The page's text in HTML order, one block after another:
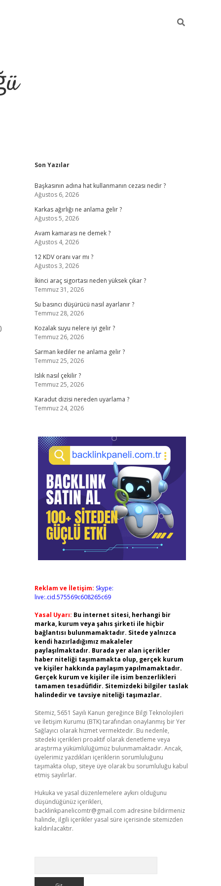
Sidebar
Son Yazılar
Başkasının adına hat kullanmanın cezası nedir ?
Ağustos 6, 2026
Karkas ağırlığı ne anlama gelir ?
Ağustos 5, 2026
Avam kamarası ne demek ?
Ağustos 4, 2026
12 KDV oranı var mı ?
Ağustos 3, 2026
İkinci araç sigortası neden yüksek çıkar ?
Temmuz 31, 2026
Su basıncı düşürücü nasıl ayarlanır ?
Temmuz 28, 2026
Kozalak suyu nelere iyi gelir ?
Temmuz 26, 2026
Sarman kediler ne anlama gelir ?
Temmuz 25, 2026
Islık nasıl çekilir ?
Temmuz 25, 2026
Karadut dizisi nereden uyarlama ?
Temmuz 24, 2026
Reklam ve İletişim: Skype:
live:.cid.575569c608265c69
Yasal Uyarı: Bu internet sitesi, herhangi bir
marka, kurum veya şahıs şirketi ile hiçbir
bağlantısı bulunmamaktadır. Sitede yalnızca
kendi hazırladığımız makaleler
paylaşılmaktadır. Burada yer alan içerikler
haber niteliği taşımamakta olup, gerçek kurum
ve kişiler hakkında paylaşım yapılmamaktadır.
Gerçek kurum ve kişiler ile isim benzerlikleri
tamamen tesadüfidir. Sitemizdeki bilgiler taslak
halindedir ve tavsiye niteliği taşımazlar.
Sitemiz, 5651 Sayılı Kanun gereğince Bilgi Teknolojileri
ve İletişim Kurumu (BTK) tarafından onaylanmış bir Yer
Sağlayıcı olarak hizmet vermektedir. Bu nedenle,
sitedeki içerikleri proaktif olarak denetleme veya
araştırma yükümlülüğümüz bulunmamaktadır. Ancak,
üyelerimiz yazdıkları içeriklerin sorumluluğunu
taşımakta olup, siteye üye olarak bu sorumluluğu kabul
etmiş sayılırlar.
Hukuka ve yasal düzenlemelere aykırı olduğunu
düşündüğünüz içerikleri,
backlinkpanelicomtr@gmail.com adresine bildirmeniz
halinde, ilgili içerikler yasal süre içerisinde sitemizden
kaldırılacaktır.